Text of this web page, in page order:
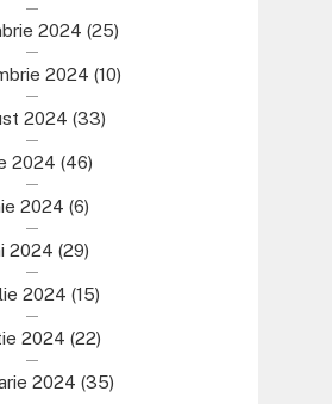
2024 (25)
2024 (10)
2024 (33)
2024 (46)
2024 (6)
2024 (29)
2024 (15)
2024 (22)
2024 (35)